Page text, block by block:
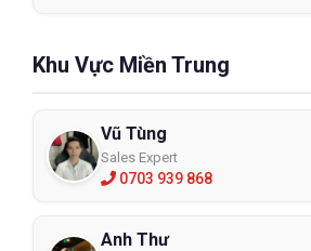
Khu Vực Miền Trung
Vũ Tùng
Sales Expert
0703 939 868
Anh Thư